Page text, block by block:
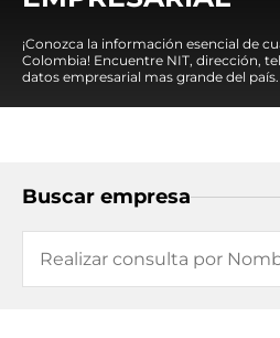
¡Conozca la información esencial de
Colombia! Encuentre NIT, dirección,
datos empresarial mas grande del país.
Buscar empresa